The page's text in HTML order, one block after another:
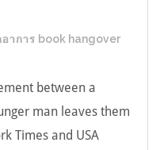
าการ book hangover
between a
man leaves them
Times and USA